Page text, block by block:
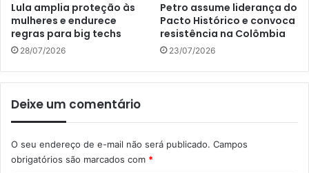
Lula amplia proteção às
mulheres e endurece
regras para big techs
28/07/2026
Petro assume liderança do
Pacto Histórico e convoca
resistência na Colômbia
23/07/2026
Deixe um comentário
O seu endereço de e-mail não será publicado. Campos
obrigatórios são marcados com *